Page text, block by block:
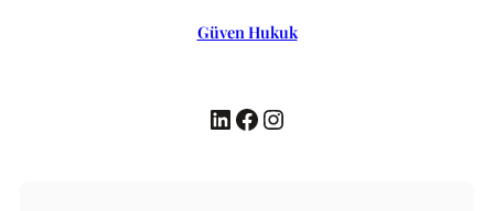
Güven Hukuk
LinkedIn Facebook Instagram